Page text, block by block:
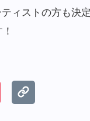
ィストの方も決